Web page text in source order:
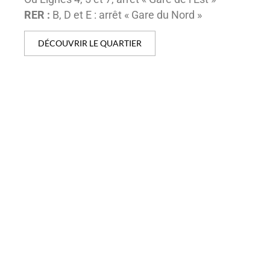
RER : B, D et E : arrêt « Gare du Nord »
DÉCOUVRIR LE QUARTIER